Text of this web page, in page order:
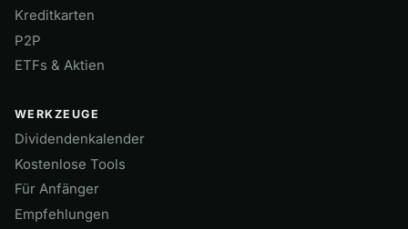
Kreditkarten
P2P
ETFs & Aktien
WERKZEUGE
Dividendenkalender
Kostenlose Tools
Für Anfänger
Empfehlungen